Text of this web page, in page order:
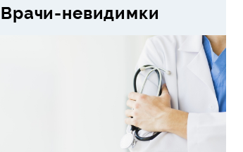
Врачи-невидимки